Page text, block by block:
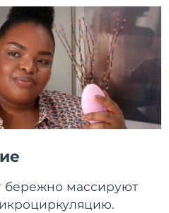
бережно массируют
Ожидаемая дата доставки
8/10/26
Ожидаемая дата доставки
8/8/26
Ожидаемая дата доставки
8/8/26
Ожидаемая дата доставки
8/10/26